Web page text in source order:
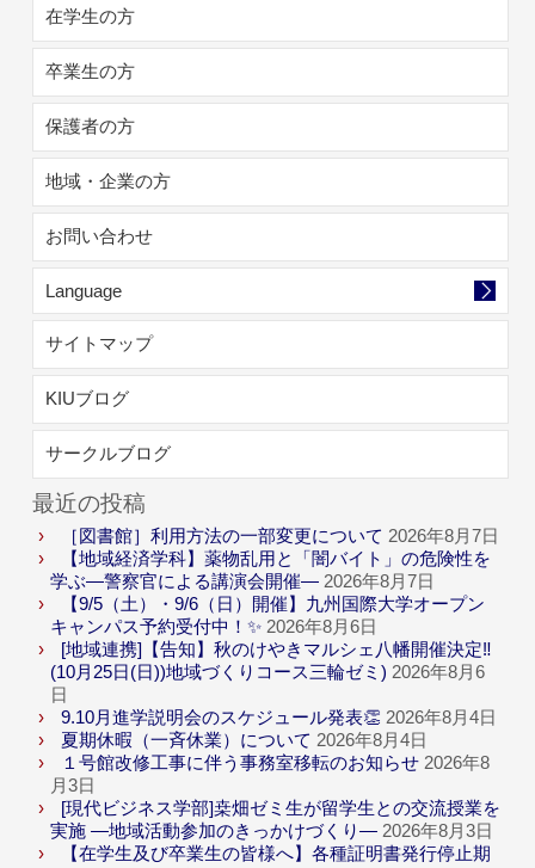
在学生の方
卒業生の方
保護者の方
地域・企業の方
お問い合わせ
Language
サイトマップ
KIUブログ
サークルブログ
最近の投稿
［図書館］利用方法の一部変更について 2026年8月7日
【地域経済学科】薬物乱用と「闇バイト」の危険性を
学ぶ―警察官による講演会開催― 2026年8月7日
【9/5（土）・9/6（日）開催】九州国際大学オープン
キャンパス予約受付中！✨ 2026年8月6日
[地域連携]【告知】秋のけやきマルシェ八幡開催決定‼
(10月25日(日))地域づくりコース三輪ゼミ) 2026年8月6
日
9.10月進学説明会のスケジュール発表👏 2026年8月4日
夏期休暇（一斉休業）について 2026年8月4日
１号館改修工事に伴う事務室移転のお知らせ 2026年8
月3日
[現代ビジネス学部]桒畑ゼミ生が留学生との交流授業を
実施 ―地域活動参加のきっかけづくり― 2026年8月3日
【在学生及び卒業生の皆様へ】各種証明書発行停止期